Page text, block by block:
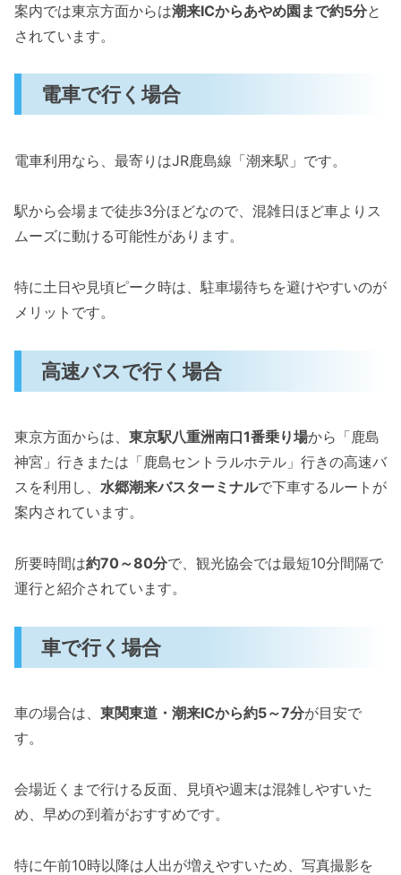
案内では東京方面からは潮来ICからあやめ園まで約5分と
されています。
電車で行く場合
電車利用なら、最寄りはJR鹿島線「潮来駅」です。
駅から会場まで徒歩3分ほどなので、混雑日ほど車よりス
ムーズに動ける可能性があります。
特に土日や見頃ピーク時は、駐車場待ちを避けやすいのが
メリットです。
高速バスで行く場合
東京方面からは、 東京駅八重洲南口1番乗り場から「鹿島
神宮」行きまたは「鹿島セントラルホテル」行きの高速バ
スを利用し、 水郷潮来バスターミナルで下車するルートが
案内されています。
所要時間は約70～80分で、観光協会では最短10分間隔で
運行と紹介されています。
車で行く場合
車の場合は、 東関東道・潮来ICから約5～7分が目安で
す。
会場近くまで行ける反面、見頃や週末は混雑しやすいた
め、早めの到着がおすすめです。
特に午前10時以降は人出が増えやすいため、写真撮影を